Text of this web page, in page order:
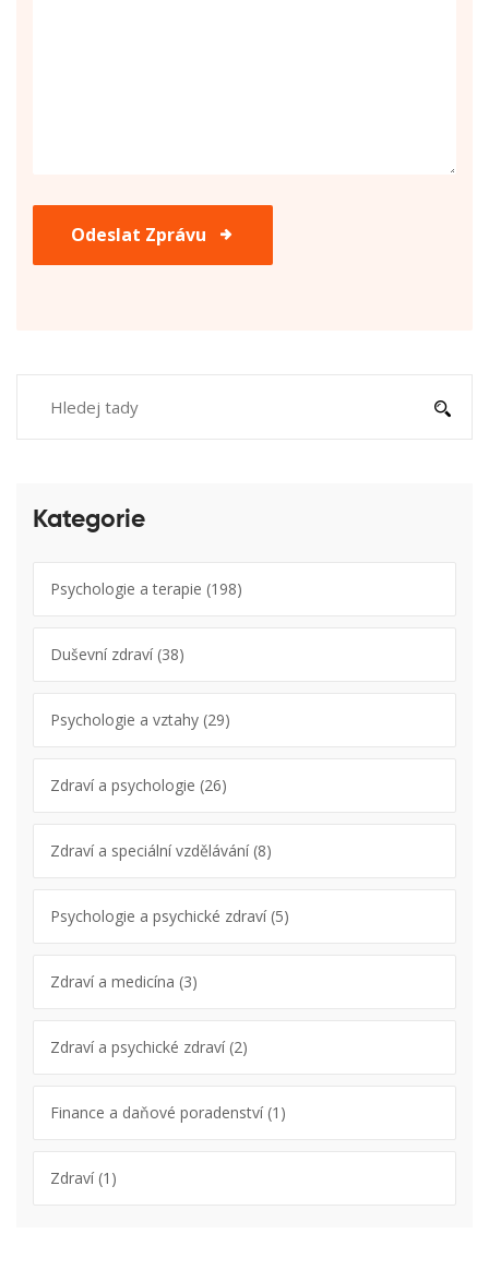
Odeslat Zprávu
Kategorie
Psychologie a terapie (198)
Duševní zdraví(38)
Psychologie a vztahy (29)
Zdraví a psychologie (26)
Zdraví a speciální vzdělávání(8)
Psychologie a psychické zdraví(5)
Zdraví a medicína (3)
Zdraví a psychické zdraví(2)
Finance a daňové poradenství(1)
Zdraví(1)